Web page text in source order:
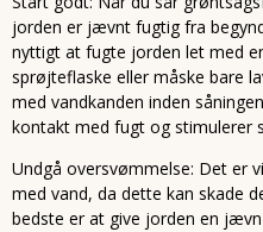
jorden er jævnt fugtig fra
nyttigt at fugte jorden let med
sprøjteflaske eller måske bare
med vandkanden inden
kontakt med fugt og stimulerer
Undgå oversvømmelse: Det er
med vand, da dette kan skade
bedste er at give jorden en